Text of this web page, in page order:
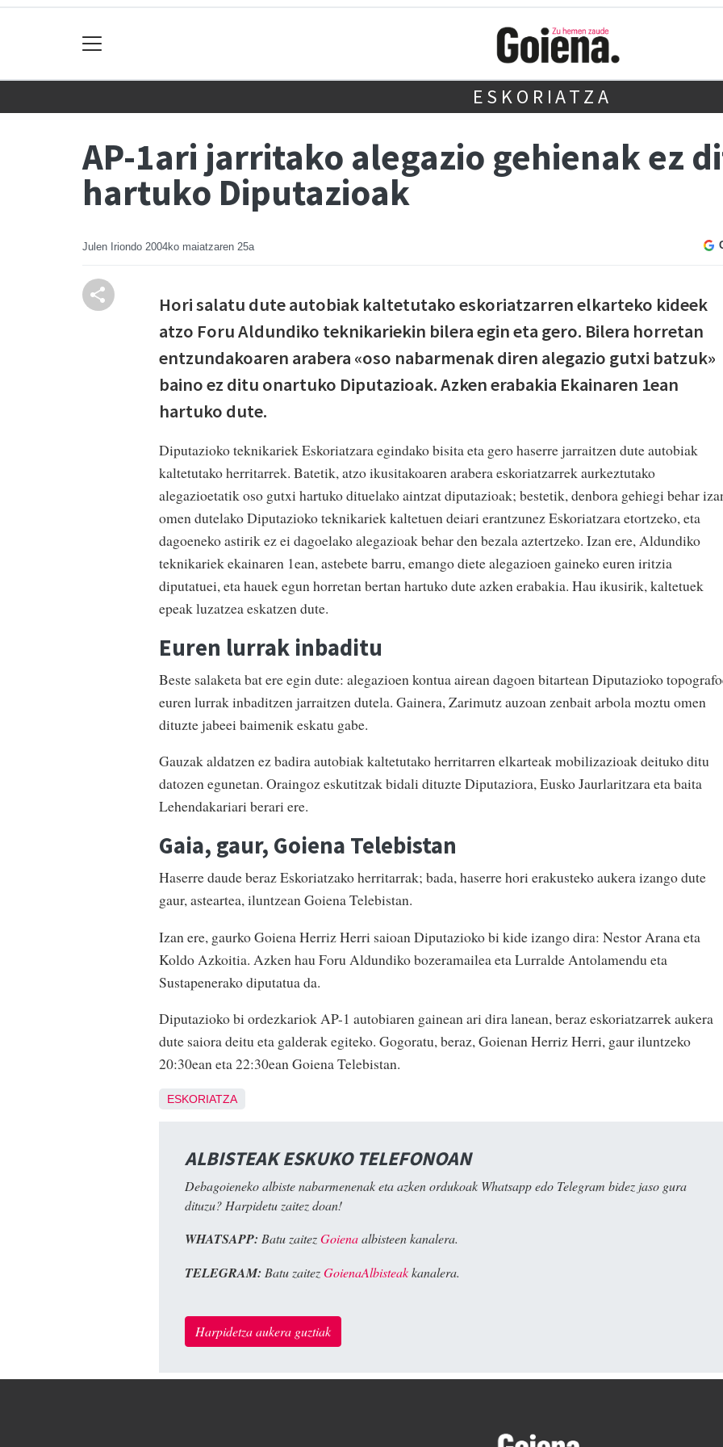
ESKORIATZA
AP-1ari jarritako alegazio gehienak ez
hartuko Diputazioak
Julen Iriondo 2004ko maiatzaren 25a
Hori salatu dute autobiak kaltetutako eskoriatzarren elkarteko kideek
atzo Foru Aldundiko teknikariekin bilera egin eta gero. Bilera horretan
entzundakoaren arabera «oso nabarmenak diren alegazio gutxi batzuk»
baino ez ditu onartuko Diputazioak. Azken erabakia Ekainaren 1ean
hartuko dute.
Diputazioko teknikariek Eskoriatzara egindako bisita eta gero haserre jarraitzen dute autobiak
kaltetutako herritarrek. Batetik, atzo ikusitakoaren arabera eskoriatzarrek aurkeztutako
alegazioetatik oso gutxi hartuko dituelako aintzat diputazioak; bestetik, denbora gehiegi behar
omen dutelako Diputazioko teknikariek kaltetuen deiari erantzunez Eskoriatzara etortzeko, eta
dagoeneko astirik ez ei dagoelako alegazioak behar den bezala aztertzeko. Izan ere, Aldundiko
teknikariek ekainaren 1ean, astebete barru, emango diete alegazioen gaineko euren iritzia
diputatuei, eta hauek egun horretan bertan hartuko dute azken erabakia. Hau ikusirik, kaltetuek
epeak luzatzea eskatzen dute.
Euren lurrak inbaditu
Beste salaketa bat ere egin dute: alegazioen kontua airean dagoen bitartean Diputazioko
euren lurrak inbaditzen jarraitzen dutela. Gainera, Zarimutz auzoan zenbait arbola moztu omen
dituzte jabeei baimenik eskatu gabe.
Gauzak aldatzen ez badira autobiak kaltetutako herritarren elkarteak mobilizazioak deituko ditu
datozen egunetan. Oraingoz eskutitzak bidali dituzte Diputaziora, Eusko Jaurlaritzara eta baita
Lehendakariari berari ere.
Gaia, gaur, Goiena Telebistan
Haserre daude beraz Eskoriatzako herritarrak; bada, haserre hori erakusteko aukera izango dute
gaur, asteartea, iluntzean Goiena Telebistan.
Izan ere, gaurko Goiena Herriz Herri saioan Diputazioko bi kide izango dira: Nestor Arana eta
Koldo Azkoitia. Azken hau Foru Aldundiko bozeramailea eta Lurralde Antolamendu eta
Sustapenerako diputatua da.
Diputazioko bi ordezkariok AP-1 autobiaren gainean ari dira lanean, beraz eskoriatzarrek aukera
dute saiora deitu eta galderak egiteko. Gogoratu, beraz, Goienan Herriz Herri, gaur iluntzeko
20:30ean eta 22:30ean Goiena Telebistan.
ESKORIATZA
ALBISTEAK ESKUKO TELEFONOAN
Debagoieneko albiste nabarmenenak eta azken ordukoak Whatsapp edo Telegram bidez jaso gura
dituzu? Harpidetu zaitez doan!
WHATSAPP: Batu zaitezGoienaalbisteen kanalera.
TELEGRAM: Batu zaitezGoienaAlbisteakkanalera.
Harpidetza aukera guztiak